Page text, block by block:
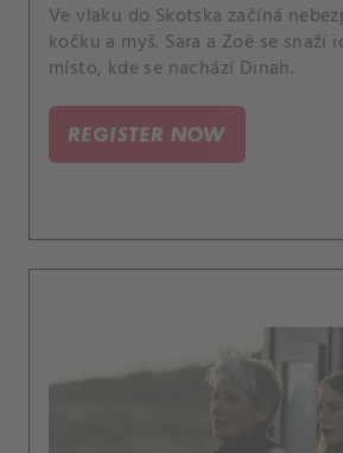
Ve vlaku do Skotska začíná
kočku a myš. Sara a Zoë se
místo, kde se nachází Dinah.
REGISTER NOW